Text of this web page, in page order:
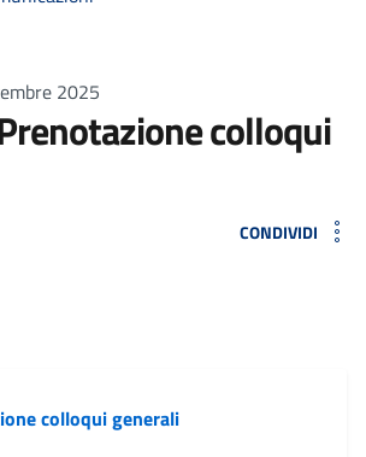
2025
colloqui
CONDIVIDI
colloqui generali(file PDF)